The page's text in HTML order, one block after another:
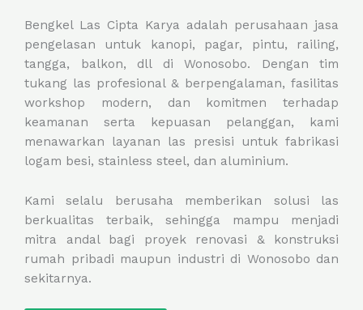
Bengkel Las Cipta Karya adalah perusahaan jasa
pengelasan untuk kanopi, pagar, pintu, railing,
tangga, balkon, dll di Wonosobo. Dengan tim
tukang las profesional & berpengalaman, fasilitas
workshop modern, dan komitmen terhadap
keamanan serta kepuasan pelanggan, kami
menawarkan layanan las presisi untuk fabrikasi
logam besi, stainless steel, dan aluminium.
Kami selalu berusaha memberikan solusi las
berkualitas terbaik, sehingga mampu menjadi
mitra andal bagi proyek renovasi & konstruksi
rumah pribadi maupun industri di Wonosobo dan
sekitarnya.